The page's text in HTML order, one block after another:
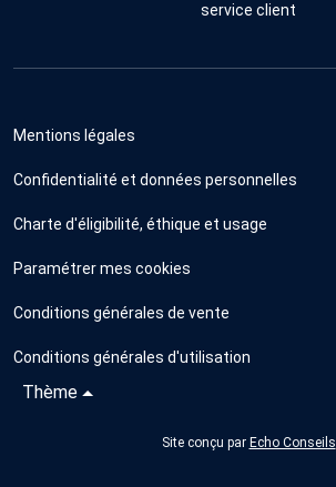
service client
Mentions légales
Confidentialité et données personnelles
Charte d'éligibilité, éthique et usage
Paramétrer mes cookies
Conditions générales de vente
Conditions générales d'utilisation
Thème
Site conçu par Echo Conseils